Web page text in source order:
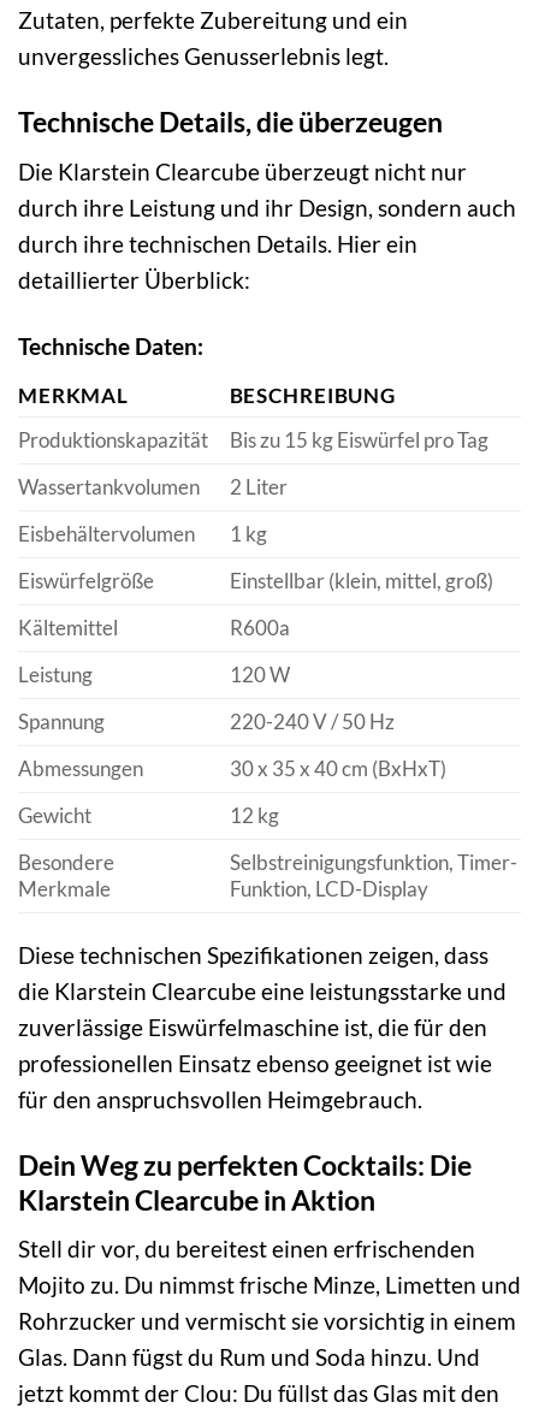
Zutaten, perfekte Zubereitung und ein
unvergessliches Genusserlebnis legt.
Technische Details, die überzeugen
Die Klarstein Clearcube überzeugt nicht nur
durch ihre Leistung und ihr Design, sondern auch
durch ihre technischen Details. Hier ein
detaillierter Überblick:
Technische Daten:
MERKMAL
BESCHREIBUNG
Produktionskapazität
Bis zu 15 kg Eiswürfel pro Tag
Wassertankvolumen
2 Liter
Eisbehältervolumen
1 kg
Eiswürfelgröße
Einstellbar (klein, mittel, groß)
Kältemittel
R600a
Leistung
120 W
Spannung
220-240 V / 50 Hz
Abmessungen
30 x 35 x 40 cm (BxHxT)
Gewicht
12 kg
Besondere
Merkmale
Selbstreinigungsfunktion, Timer-
Funktion, LCD-Display
Diese technischen Spezifikationen zeigen, dass
die Klarstein Clearcube eine leistungsstarke und
zuverlässige Eiswürfelmaschine ist, die für den
professionellen Einsatz ebenso geeignet ist wie
für den anspruchsvollen Heimgebrauch.
Dein Weg zu perfekten Cocktails: Die
Klarstein Clearcube in Aktion
Stell dir vor, du bereitest einen erfrischenden
Mojito zu. Du nimmst frische Minze, Limetten und
Rohrzucker und vermischt sie vorsichtig in einem
Glas. Dann fügst du Rum und Soda hinzu. Und
jetzt kommt der Clou: Du füllst das Glas mit den